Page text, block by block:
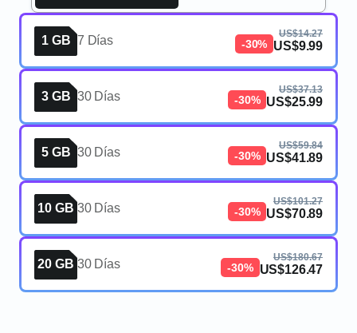
1 GB 7 Días -30%
US$14.27
US$9.99
3 GB 30 Días -30%
US$37.13
US$25.99
5 GB 30 Días -30%
US$59.84
US$41.89
10 GB 30 Días -30%
US$101.27
US$70.89
20 GB 30 Días -30%
US$180.67
US$126.47